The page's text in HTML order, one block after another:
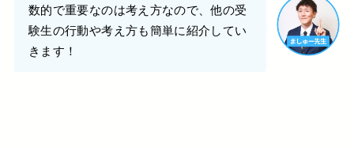
数的で重要なのは考え方なので、他の受
験生の行動や考え方も簡単に紹介してい
きます！